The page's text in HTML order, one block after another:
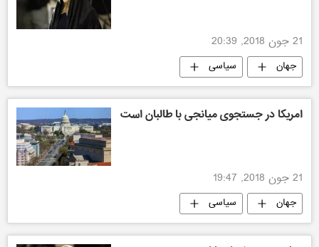
21 جون 2018, 20:39
جهان سیاسی
امریکا در جستجوی میانجی با طالبان است
21 جون 2018, 19:47
جهان سیاسی